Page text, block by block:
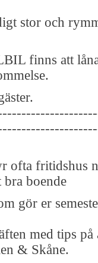
stor och
finns att
ofta fritidshus
bra boende
gör er
med tips
& Skåne.